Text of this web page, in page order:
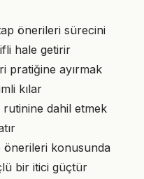
önerileri sürecini
hale getirir
pratiğine ayırmak
kılar
dahil etmek
önerileri konusunda
bir itici güçtür